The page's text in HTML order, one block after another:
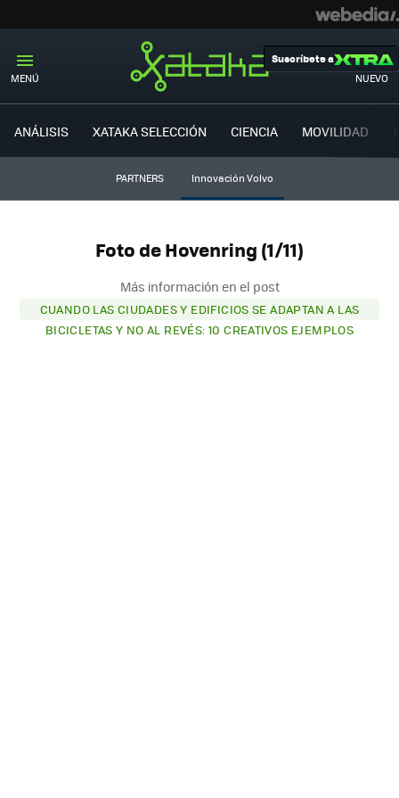
MENÚ NUEVO
Suscríbete a
ANÁLISIS XATAKA SELECCIÓN CIENCIA MOVILIDAD
PARTNERS Innovación Volvo
Foto de Hovenring (1/11)
Más información en el post
CUANDO LAS CIUDADES Y EDIFICIOS SE ADAPTAN A LAS
BICICLETAS Y NO AL REVÉS: 10 CREATIVOS EJEMPLOS